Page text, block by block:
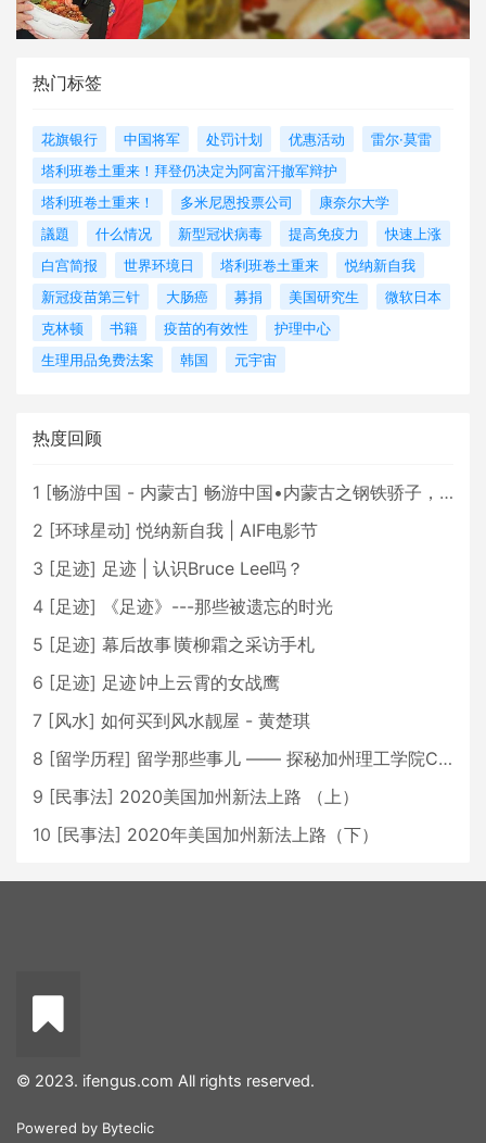
热门标签
花旗银行 中国将军 处罚计划 优惠活动
雷尔·莫雷
塔利班卷土重来！拜登仍决定为阿富汗撤军辩护
塔利班卷土重来！
多米尼恩投票公司
康奈尔大学
議題
什么情况 新型冠状病毒 提高免疫力
快速上涨
白宫简报
世界环境日 塔利班卷土重来
悦纳新自我
新冠疫苗第三针
大肠癌 募捐 美国研究生
微软日本
克林顿
书籍 疫苗的有效性
护理中心
生理用品免费法案
韩国 元宇宙
热度回顾
1 [畅游中国 - 内蒙古] 畅游中国•内蒙古之钢铁骄子，魅力包头
2 [环球星动] 悦纳新自我 | AIF电影节
3 [足迹] 足迹 | 认识Bruce Lee吗？
4 [足迹]
《足迹》---那些被遗忘的时光
5 [足迹] 幕后故事∣黄柳霜之采访手札
6 [足迹] 足迹∣冲上云霄的女战鹰
7 [风水] 如何买到风水靓屋 - 黄楚琪
8 [留学历程] 留学那些事儿 —— 探秘加州理工学院Caltech博士生活 [上集]
9 [民事法] 2020美国加州新法上路 （上）
10 [民事法] 2020年美国加州新法上路（下）
© 2023. ifengus.com All rights reserved.
Powered by Byteclic